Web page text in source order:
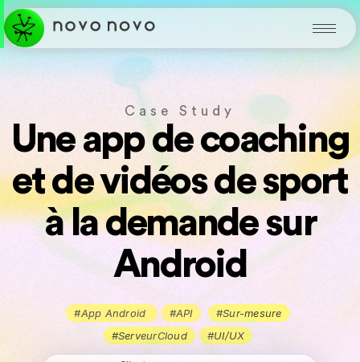
Case Study
Une app de coaching
et de vidéos de sport
à la demande sur
Android
#App Android #API
#Sur-mesure
#ServeurCloud
#UI/UX